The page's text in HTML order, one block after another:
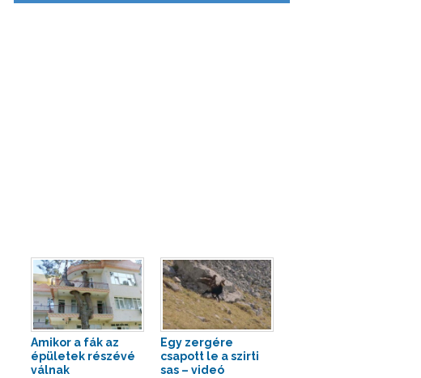
Amikor a fák az
épületek részévé
válnak
Egy zergére
csapott le a szirti
sas – videó